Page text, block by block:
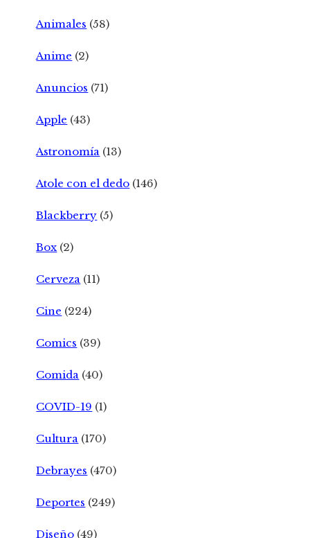
Animales (58)
Anime (2)
Anuncios (71)
Apple (43)
Astronomía (13)
Atole con el dedo (146)
Blackberry (5)
Box (2)
Cerveza (11)
Cine (224)
Comics (39)
Comida (40)
COVID-19 (1)
Cultura (170)
Debrayes (470)
Deportes (249)
Diseño (49)